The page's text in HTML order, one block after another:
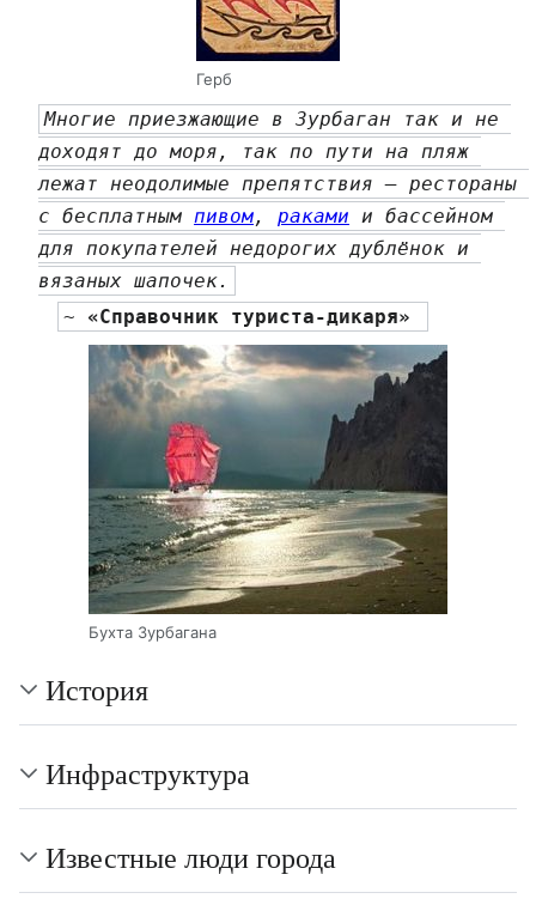
Герб
Многие приезжающие в Зурбаган так и не
доходят до моря, так по пути на пляж
лежат неодолимые препятствия — рестораны
с бесплатным пивом, раками и бассейном
для покупателей недорогих дублёнок и
вязаных шапочек.
~ «Справочник туриста-дикаря»
Бухта Зурбагана
История
Инфраструктура
Известные люди города